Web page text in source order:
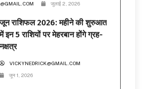
जुलाई 2, 2026
जून राशिफल 2026: महीने की शुरुआत
में इन 5 राशियों पर मेहरबान होंगे ग्रह-
नक्षत्र
VICKYNEDRICK@GMAIL.COM
जून 1, 2026